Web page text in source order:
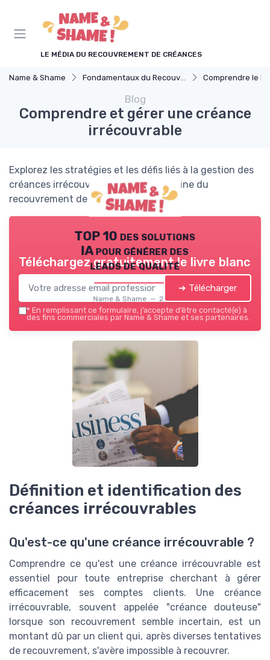
LE MÉDIA DU RECOUVREMENT DE CRÉANCES
Name & Shame Fondamentaux du Recouvrement Comprendre le Recouvrement
Blog
Comprendre et gérer une créance
irrécouvrable
Explorez les stratégies et les défis liés à la gestion des
créances irrécouvrables dans le domaine du
recouvrement de dettes.
TOP 10 des solutions
IA pour générer des
leads de qualité
Name & Shame — 2026
Téléchargez gratuitement le livre blanc
➔ Télécharger
* En remplissant ce formulaire, j’accepte d’être contacté(e) à
des fins commerciales par Name & Shame et ses partenaires.
Définition et identification des
créances irrécouvrables
Qu'est-ce qu'une créance irrécouvrable ?
Comprendre ce qu'est une créance irrécouvrable est
essentiel pour toute entreprise cherchant à gérer
efficacement ses comptes clients. Une créance
irrécouvrable, souvent appelée "créance douteuse"
lorsque son recouvrement semble incertain, est un
montant dû par un client qui, après diverses tentatives
de recouvrement, s'avère impossible à recouvrer.